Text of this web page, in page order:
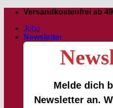
Passer
contenu
Versandkostenfrei ab
Jobs
Newsletter
Melde dich
Newsletter an.